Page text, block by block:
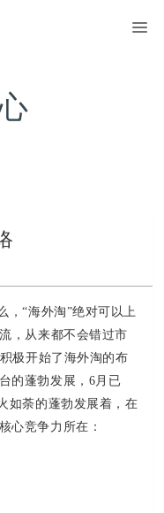
，“海外淘”绝对可以上
，从来都不会错过市
极开始了海外淘的布
的蓬勃发展，6月已
如荼的蓬勃发展着，在
心竞争力所在：